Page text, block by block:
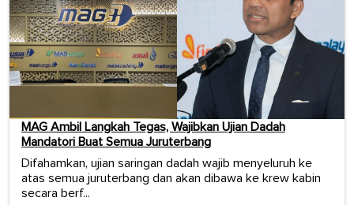
MAG Ambil Langkah Tegas, Wajibkan Ujian Dadah
Mandatori Buat Semua Juruterbang
Difahamkan, ujian saringan dadah wajib menyeluruh ke
atas semua juruterbang dan akan dibawa ke krew kabin
secara berf...